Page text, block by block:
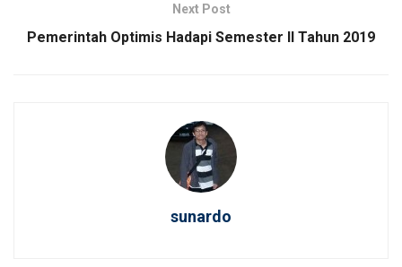
Next Post
Pemerintah Optimis Hadapi Semester II Tahun 2019
sunardo